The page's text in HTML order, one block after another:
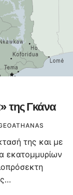
της Γκάνα
της και με
εκατομμυρίων